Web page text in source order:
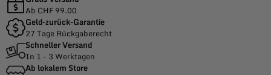
Ab CHF 99.00
Geld-zurück-Garantie
27 Tage Rückgaberecht
Schneller Versand
In 1 - 3 Werktagen
Ab lokalem Store